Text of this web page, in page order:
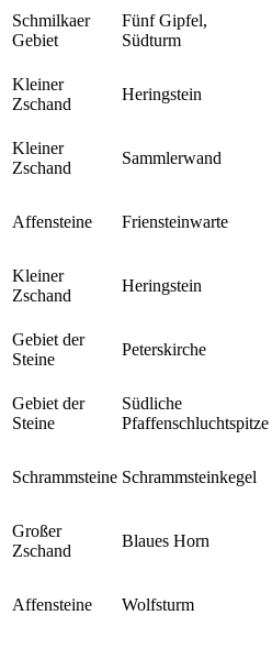
Schmilkaer
Gebiet
Fünf Gipfel,
Südturm
Kleiner
Zschand
Heringstein
Kleiner
Zschand
Sammlerwand
Affensteine Friensteinwarte
Kleiner
Zschand
Heringstein
Gebiet der
Steine
Peterskirche
Gebiet der
Steine
Südliche
Pfaffenschluchtspitze
Schrammsteine Schrammsteinkegel
Großer
Zschand
Blaues Horn
Affensteine Wolfsturm